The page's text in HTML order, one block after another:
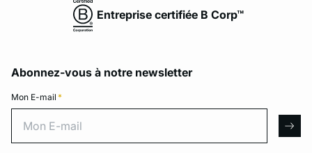
Entreprise certifiée B Corp™
Abonnez-vous à notre newsletter
Mon E-mail *